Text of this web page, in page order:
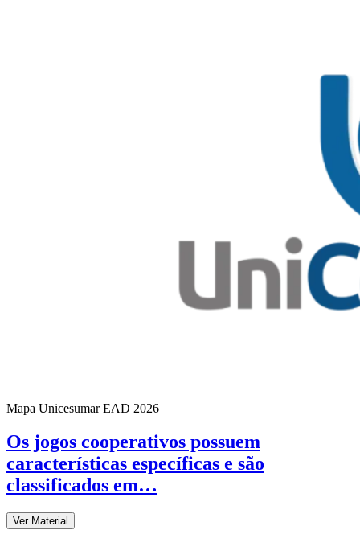
Mapa Unicesumar EAD 2026
Os jogos cooperativos possuem
características específicas e são
classificados em…
Ver Material